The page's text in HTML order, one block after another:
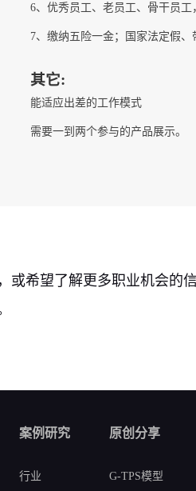
6、优秀员工、老员工、骨干员
7、缴纳五险一金；国家法定假、
其它:
能适应出差的工作模式
需要一到两个参与的产品展示。
或希望了解更多职业机会的
案例研究
行业
原创分享
G-TPS模型